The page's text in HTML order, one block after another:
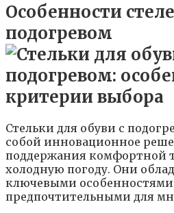
Особенности
подогревом
Стельки для обуви с
собой инновационное
поддержания комфортной
холодную погоду. Они
ключевыми
предпочтительными для